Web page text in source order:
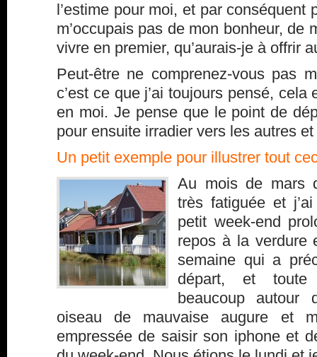
l’estime pour moi, et par conséquent
m’occupais pas de mon bonheur, de
vivre en premier, qu’aurais-je à offrir
Peut-être ne comprenez-vous pas
c’est ce que j’ai toujours pensé,
en moi. Je pense que le point de
pour ensuite irradier vers les autres et
Un petit exemple pour illustrer tout
Au mois de mars
très fatiguée et
petit week-end
repos à la verdure
semaine qui a
départ, et toute
beaucoup autour
oiseau de mauvaise augure et
empressée de saisir son iphone et